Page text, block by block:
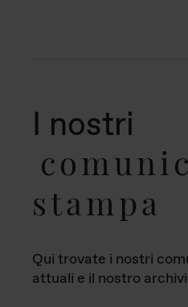
I nostri
stampa
Qui trovate i nostri
attuali e il nostro